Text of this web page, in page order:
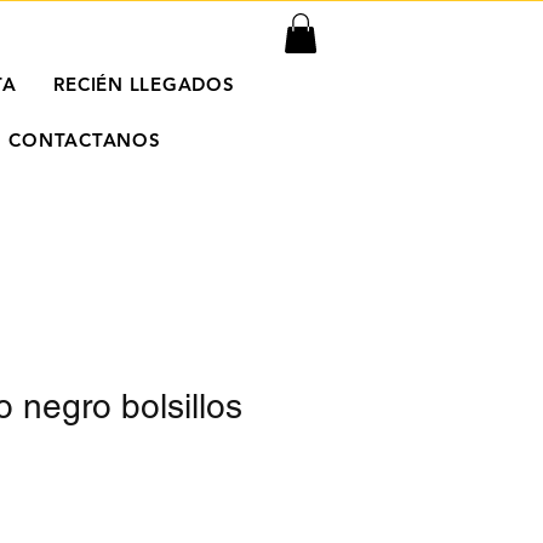
RECIÉN LLEGADOS
CONTACTANOS
negro bolsillos